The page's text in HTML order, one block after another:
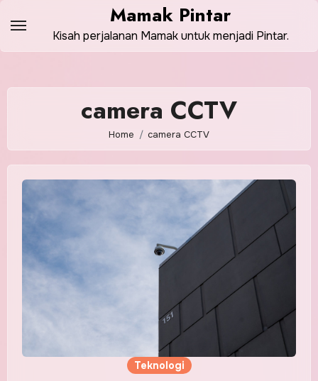
content
Mamak Pintar
Kisah perjalanan Mamak untuk menjadi Pintar.
camera CCTV
Home camera CCTV
Teknologi